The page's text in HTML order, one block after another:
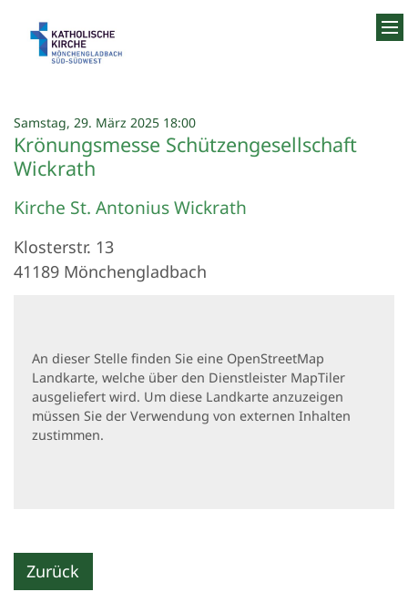
Samstag, 29. März 2025 18:00:
Krönungsmesse Schützengesellschaft
Wickrath
Kirche St. Antonius Wickrath
Klosterstr. 13
41189 Mönchengladbach
An dieser Stelle finden Sie eine OpenStreetMap
Landkarte, welche über den Dienstleister MapTiler
ausgeliefert wird. Um diese Landkarte anzuzeigen
müssen Sie der Verwendung von externen Inhalten
zustimmen.
Zurück